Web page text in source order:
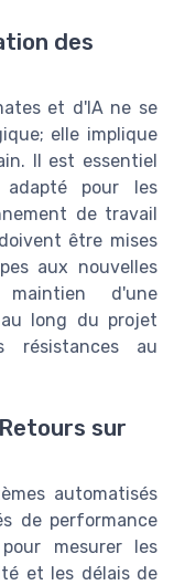
des
et d'IA ne se
elle implique
Il est essentiel
adapté pour les
de travail
être mises
aux nouvelles
d'une
long du projet
résistances au
sur
automatisés
de performance
mesurer les
et les délais de